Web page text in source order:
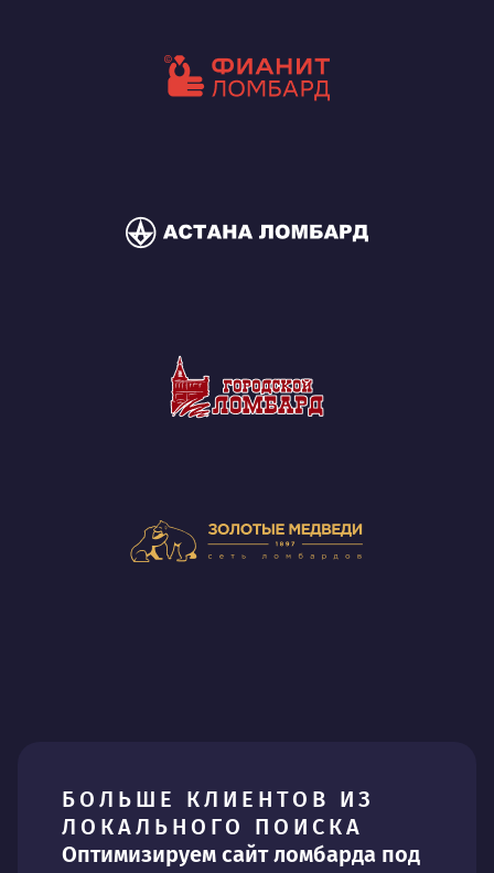
БОЛЬШЕ КЛИЕНТОВ ИЗ
ЛОКАЛЬНОГО ПОИСКА
Оптимизируем сайт ломбарда под